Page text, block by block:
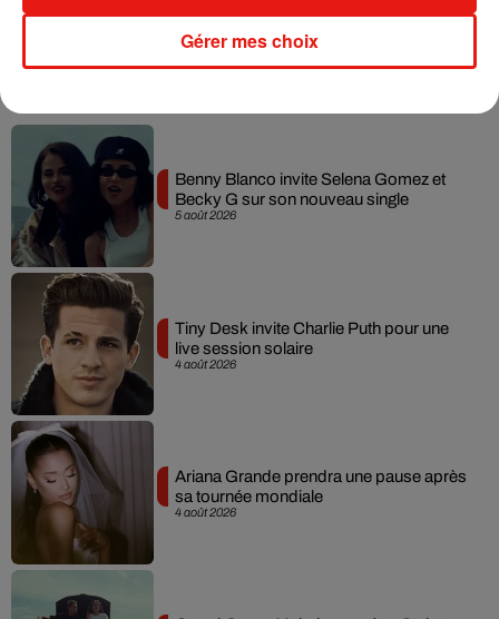
5 août 2026
Benny Blanco invite Selena Gomez et
Becky G sur son nouveau single
4 août 2026
Tiny Desk invite Charlie Puth pour une
live session solaire
4 août 2026
Ariana Grande prendra une pause après
sa tournée mondiale
Gérer mes choix